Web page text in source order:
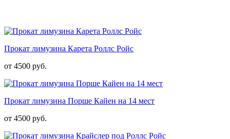
Прокат лимузина Карета Роллс Ройс
от 4500 руб.
Прокат лимузина Порше Кайен на 14 мест
от 4500 руб.